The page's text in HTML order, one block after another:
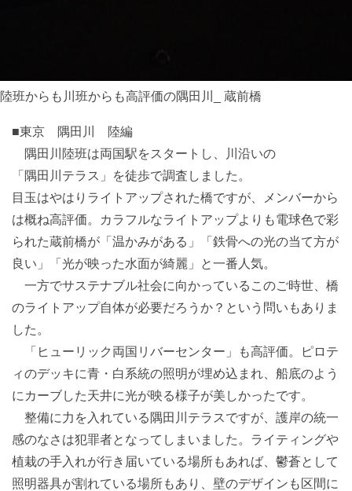
陸班からも川班からも高評価の隅田川_ 蔵前橋
■東京 隅田川 陸編
隅田川陸班は両国駅をスタートし、川沿いの
「隅田川テラス」を徒歩で調査しました。
目玉はやはりライトアップされた橋ですが、メンバーから
は概ね高評価。カラフルなライトアップよりも電球色で彩
られた蔵前橋が「温かみがある」「鉄骨への光の当て方が
良い」「光が映った水面が綺麗」と一番人気。
一方でサステナブル社会に向かっているこのご時世、橋
のライトアップ自体が必要だろうか？という問いもありま
した。
「ヒューリック両国リバーセンター」も高評価。ピロテ
ィのデッキに青・白系統の照明が埋め込まれ、船底のよう
にカーブした天井に光が映る様子が美しかったです。
整備に力を入れている隅田川テラスですが、護岸の統一
感のなさは犯罪者となってしまいました。ライティングや
植栽の手入れが行き届いている場所もあれば、鬱蒼として
照明器具が割れている場所もあり、壁のデザインも区間に